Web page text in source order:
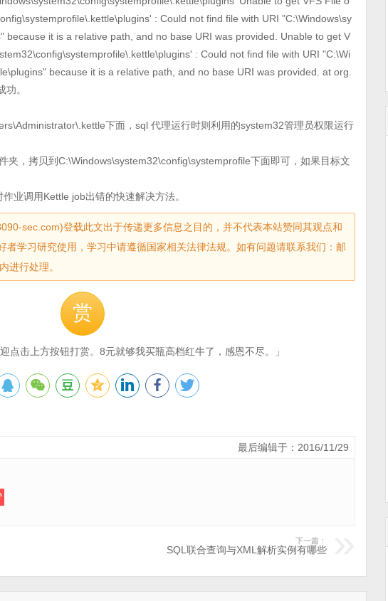
: Could not find file with URI "C:\Windows\sy
because it is a relative path, and no base URI was provided. Unable to get V
: Could not find file with URI "C:\Wi
because it is a relative path, and no base URI was provided. at org.
。
下面，sql 代理运行时则利用的system32管理员权限运行
夹，拷贝到C:\Windows\system32\config\systemprofile下面即可，如果目标文
业调用Kettle job出错的快速解决方法。
sec.com)登载此文出于传递更多信息之目的，并不代表本站赞同其观点和
者学习研究使用，学习中请遵循国家相关法律法规。如有问题请联系我们：邮
进行处理。
赏
点击上方按钮打赏。8元就够我买瓶高档红牛了，感恩不尽。」
最后编辑于：2016/11/29
下一篇：
SQL联合查询与XML解析实例有哪些